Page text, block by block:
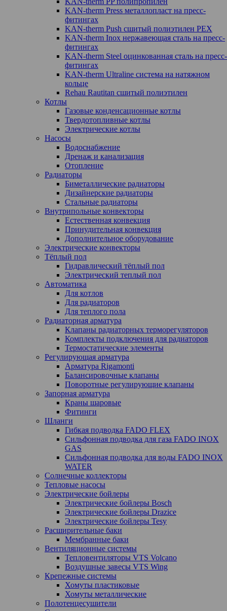
KAN-therm Рress металлопласт на пресс-
фитингах
KAN-therm Push сшитый полиэтилен PEX
KAN-therm Inox нержавеющая сталь на пресс-
фитингах
KAN-therm Steel оцинкованная сталь на пресс-
фитингах
KAN-therm Ultraline система на натяжном
кольце
Rehau Rautitan сшитый полиэтилен
Котлы
Газовые конденсационные котлы
Твердотопливные котлы
Электрические котлы
Насосы
Водоснабжение
Дренаж и канализация
Отопление
Радиаторы
Биметаллические радиаторы
Дизайнерские радиаторы
Стальные радиаторы
Внутрипольные конвекторы
Естественная конвекция
Принудительная конвекция
Дополнительное оборудование
Электрические конвекторы
Тёплый пол
Гидравлический тёплый пол
Электрический теплый пол
Автоматика
Для котлов
Для радиаторов
Для теплого пола
Радиаторная арматура
Клапаны радиаторных терморегуляторов
Комплекты подключения для радиаторов
Термостатические элементы
Регулирующая арматура
Арматура Rigamonti
Балансировочные клапаны
Поворотные регулирующие клапаны
Запорная арматура
Краны шаровые
Фитинги
Шланги
Гибкая подводка FADO FLEX
Сильфонная подводка для газа FADO INOX
GAS
Сильфонная подводка для воды FADO INOX
WATER
Солнечные коллекторы
Тепловые насосы
Электрические бойлеры
Электрические бойлеры Bosch
Электрические бойлеры Drazice
Электрические бойлеры Tesy
Расширительные баки
Мембранные баки
Вентиляционные системы
Тепловентиляторы VTS Volcano
Воздушные завесы VTS Wing
Крепежные системы
Хомуты пластиковые
Хомуты металлические
Полотенцесушители